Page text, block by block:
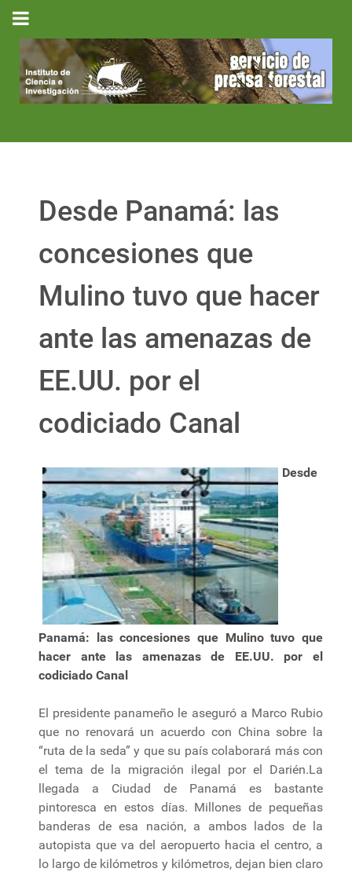
Desde Panamá: las
concesiones que
Mulino tuvo que hacer
ante las amenazas de
EE.UU. por el
codiciado Canal
Desde
Panamá: las concesiones que Mulino tuvo que
hacer ante las amenazas de EE.UU. por el
codiciado Canal
El presidente panameño le aseguró a Marco Rubio
que no renovará un acuerdo con China sobre la
“ruta de la seda” y que su país colaborará más con
el tema de la migración ilegal por el Darién.La
llegada a Ciudad de Panamá es bastante
pintoresca en estos días. Millones de pequeñas
banderas de esa nación, a ambos lados de la
autopista que va del aeropuerto hacia el centro, a
lo largo de kilómetros y kilómetros, dejan bien claro